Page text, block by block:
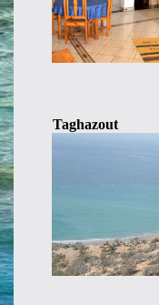
Taghazout